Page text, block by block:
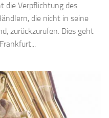
die Verpflichtung des
die nicht in seine
zurückzurufen. Dies geht